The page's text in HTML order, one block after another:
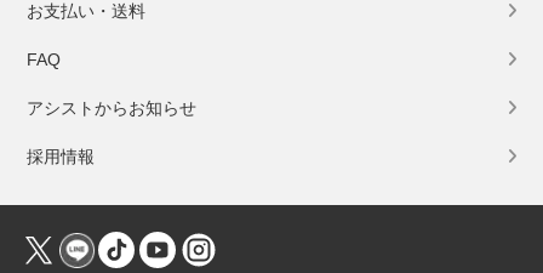
お支払い・送料
FAQ
アシストからお知らせ
採用情報